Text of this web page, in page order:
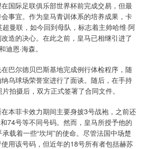
国际足联俱乐部世界杯前完成交易，但最
事宜。作为皇马青训体系的培养成果，卡
曼联，如今回到母队，标志着主帅哈维·阿
造的决心。在此之前，皇马已相继引进了
恩·海森。
巴尔德贝巴斯基地完成例行体检程序，随
乌球场荣誉室进行了面谈。随后，在手持
拍摄后，双方正式签署了合同文件。
本菲卡效力期间主要身披3号战袍，之前还
74号等不同号码。然而，皇马所授予他的
载着一些“坎坷”的使命。尽管法国中场楚
用该号码，但近年的18号所有者包括赫苏